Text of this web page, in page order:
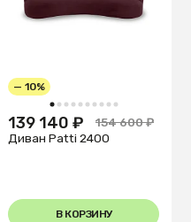
1 2 3 4 5 6 7 8 9 10
— 10%
139 140 ₽
154 600 ₽
Диван Patti 2400
В КОРЗИНУ